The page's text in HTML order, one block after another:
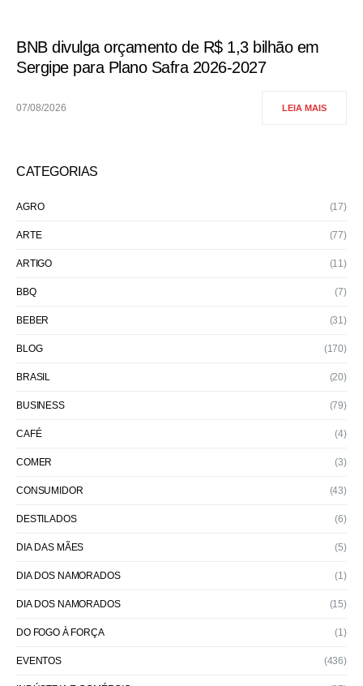
BNB divulga orçamento de R$ 1,3 bilhão em
Sergipe para Plano Safra 2026-2027
07/08/2026 LEIA MAIS
CATEGORIAS
AGRO (17)
ARTE (77)
ARTIGO (11)
BBQ (7)
BEBER (31)
BLOG (170)
BRASIL (20)
BUSINESS (79)
CAFÉ (4)
COMER (3)
CONSUMIDOR (43)
DESTILADOS (6)
DIA DAS MÃES (5)
DIA DOS NAMORADOS (1)
DIA DOS NAMORADOS (15)
DO FOGO À FORÇA (1)
EVENTOS (436)